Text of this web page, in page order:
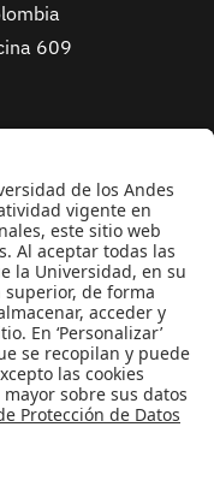
609
Pública